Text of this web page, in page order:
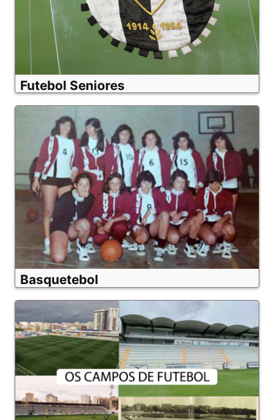
Futebol Seniores
Basquetebol